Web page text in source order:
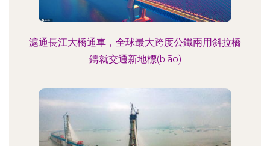
滬通長江大橋通車，全球最大跨度公鐵兩用斜拉橋
鑄就交通新地標(biāo)